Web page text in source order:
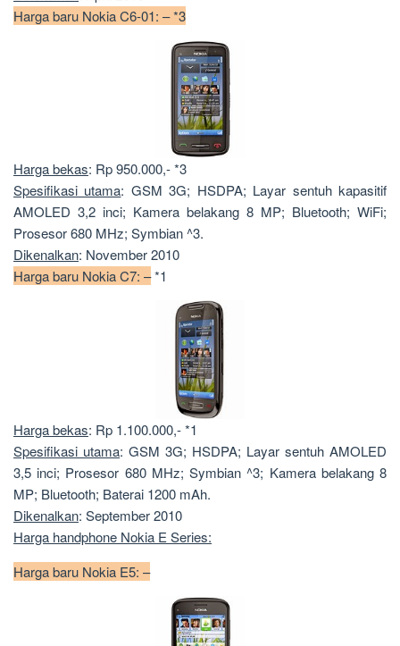
Harga baru Nokia C6-01: – *3
Harga bekas: Rp 950.000,- *3
Spesifikasi utama: GSM 3G; HSDPA; Layar sentuh kapasitif
AMOLED 3,2 inci; Kamera belakang 8 MP; Bluetooth; WiFi;
Prosesor 680 MHz; Symbian ^3.
Dikenalkan: November 2010
Harga baru Nokia C7: –*1
Harga bekas: Rp 1.100.000,- *1
Spesifikasi utama: GSM 3G; HSDPA; Layar sentuh AMOLED
3,5 inci; Prosesor 680 MHz; Symbian ^3; Kamera belakang 8
MP; Bluetooth; Baterai 1200 mAh.
Dikenalkan: September 2010
Harga handphone Nokia E Series:
Harga baru Nokia E5: –